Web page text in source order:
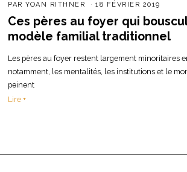
PARYOAN RITHNER 18 FÉVRIER 2019
Ces pères au foyer qui
modèle familial traditionnel
Les pères au foyer restent largement minoritaires
notamment, les mentalités, les institutions et le
peinent
Lire +